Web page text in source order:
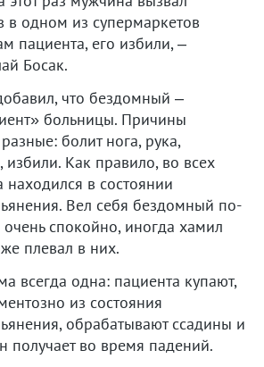
в одном из супермаркетов
пациента, его избили, –
Босак.
что бездомный –
больницы. Причины
болит нога, рука,
избили. Как правило, во всех
находился в состоянии
Вел себя бездомный по-
спокойно, иногда хамил
плевал в них.
всегда одна: пациента купают,
из состояния
обрабатывают ссадины и
получает во время падений.